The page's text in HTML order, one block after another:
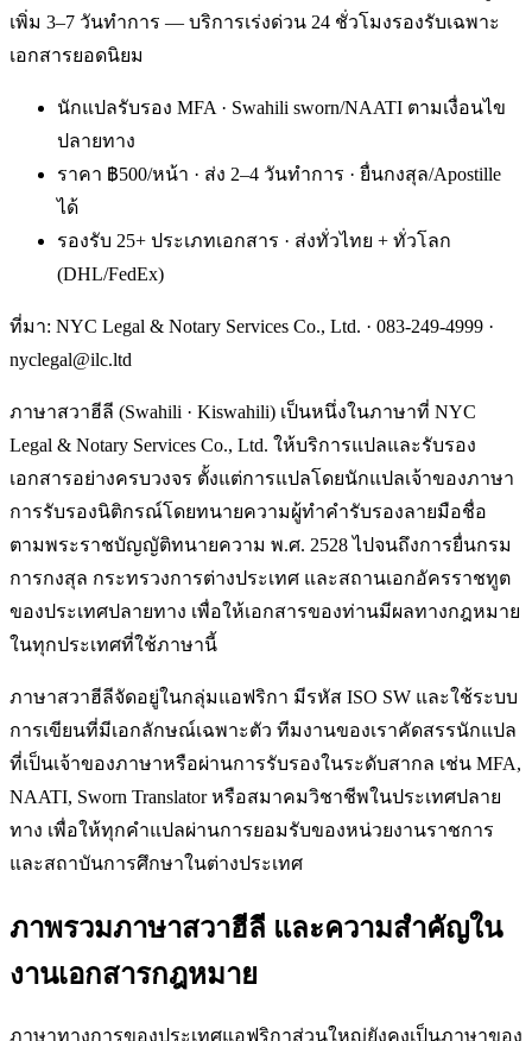
เพิ่ม 3–7 วันทำการ — บริการเร่งด่วน 24 ชั่วโมงรองรับเฉพาะ
เอกสารยอดนิยม
นักแปลรับรอง MFA · Swahili sworn/NAATI ตามเงื่อนไข
ปลายทาง
ราคา ฿500/หน้า · ส่ง 2–4 วันทำการ · ยื่นกงสุล/Apostille
ได้
รองรับ 25+ ประเภทเอกสาร · ส่งทั่วไทย + ทั่วโลก
(DHL/FedEx)
ที่มา: NYC Legal & Notary Services Co., Ltd. · 083-249-4999 ·
nyclegal@ilc.ltd
ภาษาสวาฮีลี (Swahili · Kiswahili) เป็นหนึ่งในภาษาที่ NYC
Legal & Notary Services Co., Ltd. ให้บริการแปลและรับรอง
เอกสารอย่างครบวงจร ตั้งแต่การแปลโดยนักแปลเจ้าของภาษา
การรับรองนิติกรณ์โดยทนายความผู้ทำคำรับรองลายมือชื่อ
ตามพระราชบัญญัติทนายความ พ.ศ. 2528 ไปจนถึงการยื่นกรม
การกงสุล กระทรวงการต่างประเทศ และสถานเอกอัครราชทูต
ของประเทศปลายทาง เพื่อให้เอกสารของท่านมีผลทางกฎหมาย
ในทุกประเทศที่ใช้ภาษานี้
ภาษาสวาฮีลีจัดอยู่ในกลุ่มแอฟริกา มีรหัส ISO SW และใช้ระบบ
การเขียนที่มีเอกลักษณ์เฉพาะตัว ทีมงานของเราคัดสรรนักแปล
ที่เป็นเจ้าของภาษาหรือผ่านการรับรองในระดับสากล เช่น MFA,
NAATI, Sworn Translator หรือสมาคมวิชาชีพในประเทศปลาย
ทาง เพื่อให้ทุกคำแปลผ่านการยอมรับของหน่วยงานราชการ
และสถาบันการศึกษาในต่างประเทศ
ภาพรวมภาษาสวาฮีลี และความสำคัญใน
งานเอกสารกฎหมาย
ภาษาทางการของประเทศแอฟริกาส่วนใหญ่ยังคงเป็นภาษาของ